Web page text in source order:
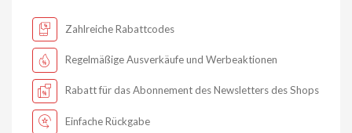
Zahlreiche Rabattcodes
Regelmäßige Ausverkäufe und Werbeaktionen
Rabatt für das Abonnement des Newsletters des Shops
Einfache Rückgabe